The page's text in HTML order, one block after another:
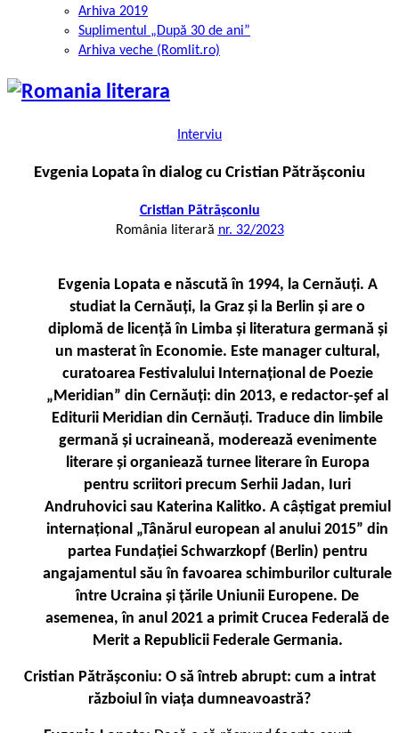
Arhiva 2019
Suplimentul „După 30 de ani”
Arhiva veche (Romlit.ro)
Interviu
Evgenia Lopata în dialog cu Cristian Pătrășconiu
Cristian Pătrășconiu
România literară nr. 32/2023
Evgenia Lopata e născută în 1994, la Cernăuţi. A
studiat la Cernăuţi, la Graz şi la Berlin și are o
diplomă de licenţă în Limba şi literatura germană şi
un masterat în Economie. Este manager cultural,
curatoarea Festivalului Internaţional de Poezie
„Meridian” din Cernăuți: din 2013, e redactor-şef al
Editurii Meridian din Cernăuţi. Traduce din limbile
germană şi ucraineană, moderează evenimente
literare şi organiează turnee literare în Europa
pentru scriitori precum Serhii Jadan, Iuri
Andruhovici sau Katerina Kalitko. A câștigat premiul
internaţional „Tânărul european al anului 2015” din
partea Fundaţiei Schwarzkopf (Berlin) pentru
angajamentul său în favoarea schimburilor culturale
între Ucraina şi ţările Uniunii Europene. De
asemenea, în anul 2021 a primit Crucea Federală de
Merit a Republicii Federale Germania.
Cristian Pătrășconiu: O să întreb abrupt: cum a intrat
războiul în viața dumneavoastră?